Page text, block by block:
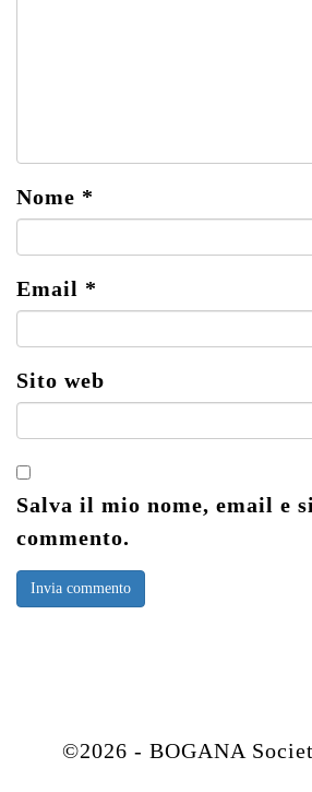
Nome *
Email *
Sito web
Salva il mio nome, email e
commento.
©2026 - BOGANA